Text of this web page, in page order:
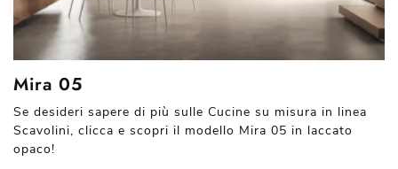
Mira 05
Se desideri sapere di più sulle Cucine su misura in linea
Scavolini, clicca e scopri il modello Mira 05 in laccato
opaco!